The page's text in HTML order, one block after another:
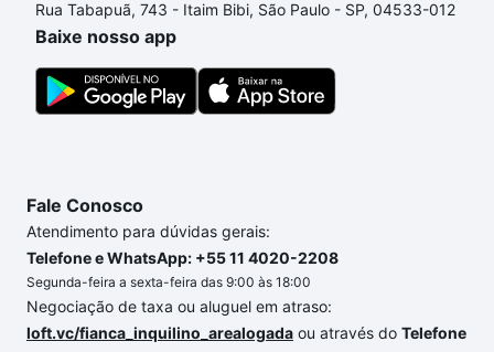
processo de compra, veja em nosso portal quanto
custa comprar um apartamento
gente para comprar o imóvel dos seus sonhos com
segurança e conforto. Loft, com você até as
Rua Tabapuã, 743 - Itaim Bibi, São Paulo - SP, 04533-012
Baixe nosso app
Fale Conosco
Atendimento para dúvidas gerais:
Telefone e WhatsApp: +55 11 4020-2208
Segunda-feira a sexta-feira das 9:00 às 18:00
Negociação de taxa ou aluguel em atraso:
loft.vc/fianca_inquilino_arealogada ou através do Telefone